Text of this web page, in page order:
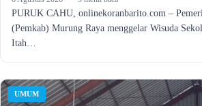
PURUK CAHU, onlinekoranbarito.com –
(Pemkab) Murung Raya menggelar Wisuda
Itah…
UMUM